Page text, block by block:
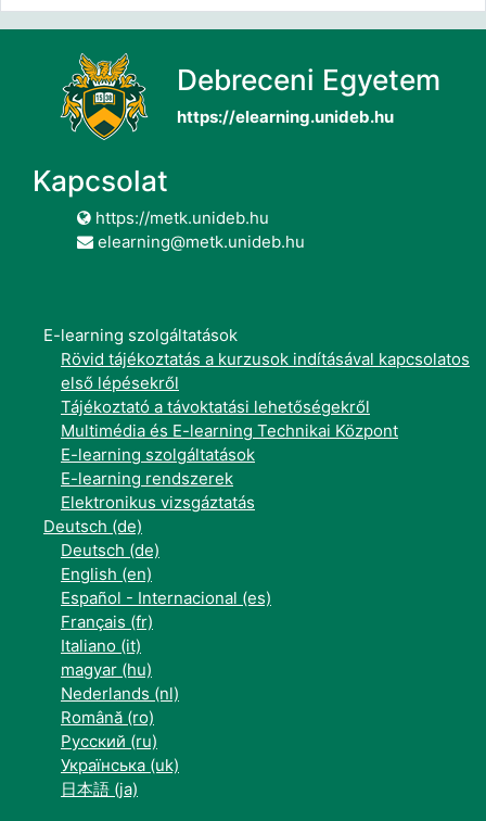
Debreceni Egyetem
https://elearning.unideb.hu
Kapcsolat
https://metk.unideb.hu
elearning@metk.unideb.hu
E-learning szolgáltatások
Rövid tájékoztatás a kurzusok indításával kapcsolatos
első lépésekről
Tájékoztató a távoktatási lehetőségekről
Multimédia és E-learning Technikai Központ
E-learning szolgáltatások
E-learning rendszerek
Elektronikus vizsgáztatás
Deutsch ‎(de)‎
Deutsch ‎(de)‎
English ‎(en)‎
Español - Internacional ‎(es)‎
Français ‎(fr)‎
Italiano ‎(it)‎
magyar ‎(hu)‎
Nederlands ‎(nl)‎
Română ‎(ro)‎
Русский ‎(ru)‎
Українська ‎(uk)‎
日本語 ‎(ja)‎